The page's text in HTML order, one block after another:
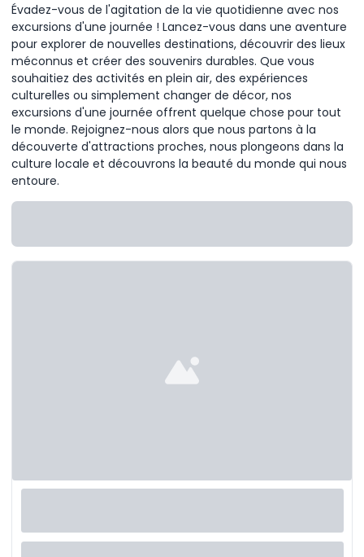
Évadez-vous de l'agitation de la vie quotidienne avec nos
excursions d'une journée ! Lancez-vous dans une aventure
pour explorer de nouvelles destinations, découvrir des lieux
méconnus et créer des souvenirs durables. Que vous
souhaitiez des activités en plein air, des expériences
culturelles ou simplement changer de décor, nos
excursions d'une journée offrent quelque chose pour tout
le monde. Rejoignez-nous alors que nous partons à la
découverte d'attractions proches, nous plongeons dans la
culture locale et découvrons la beauté du monde qui nous
entoure.